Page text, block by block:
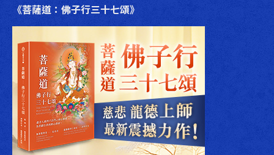
《菩薩道：佛子行三十七頌》